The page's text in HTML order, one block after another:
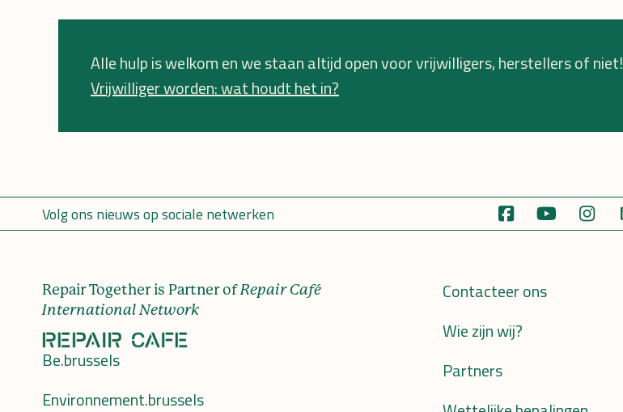
Alle hulp is welkom en we staan altijd open voor vrijwilligers, herstellers of niet!
Vrijwilliger worden: wat houdt het in?
Volg ons nieuws op sociale netwerken
Repair Together is Partner ofRepair Café
International Network
Be.brussels
Environnement.brussels
Contacteer ons
Wie zijn wij?
Partners